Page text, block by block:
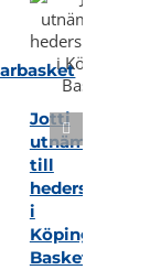
Jotti
utnämnd
till
hedersmedlem
i
Köping
Basket